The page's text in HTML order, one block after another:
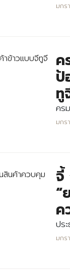
มกร
ค
ป้
ทู
คร
มกร
จี้
“
ค
ปร
มกร